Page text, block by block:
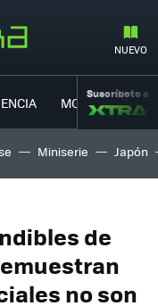
NUEVO
MOVILIDAD
Suscríbete a
Miniserie Japón
de
no son